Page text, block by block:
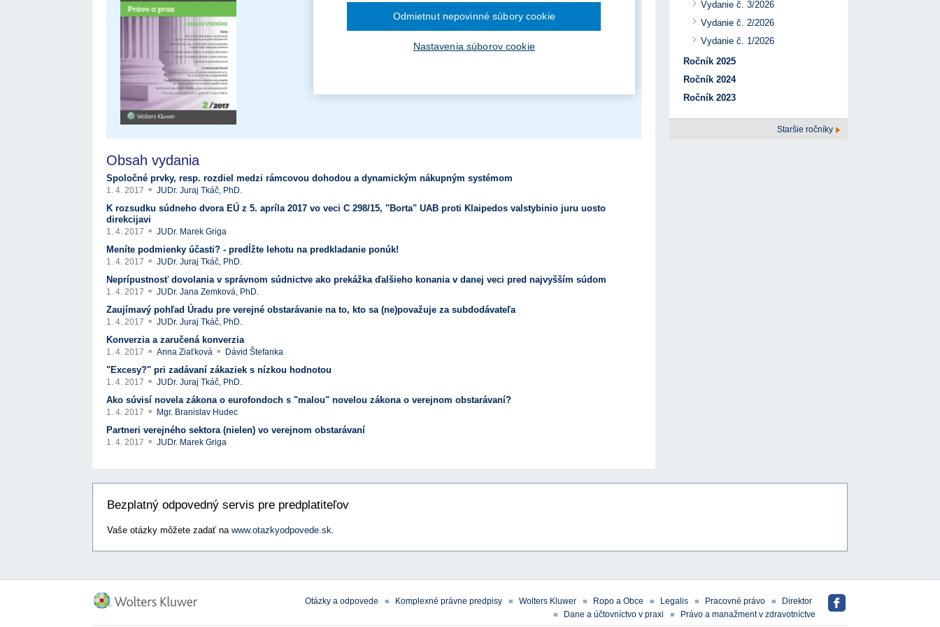
Týždenný súhrn výstupov ÚVO za 27. týždeň
Úrad pre verejné obstarávanie
Zelené obstarávanie naráža na bariéry aj obavy
Úrad pre verejné obstarávanie
Predseda ÚVO prehodnotil rozhodnutia týkajúce sa
konfliktu záujmov
8. 7. 2026
Úrad pre verejné obstarávanie
22. 1. 2026
Otvorenie výzvy na predkladanie žiadostí o dotácie
pre spracovanie ...
22. 1. 2026
Výzva na poskytnutie služieb pre zhotovenie analýzy
potenciálnych c...
14. 11. 2025
Tretia výzva v Interreg Programe dunajského
2. 10. 2025
December 2024
September 2024
Máj 2024
Január 2024
November 2023
September 2023
Obsah vydania
Spoločné prvky, resp. rozdiel medzi rámcovou dohodou a dynamickým nákupným systémom
1. 4. 2017 JUDr. Juraj Tkáč, PhD.
K rozsudku súdneho dvora EÚ z 5. apríla 2017 vo veci C 298/15, "Borta" UAB proti Klaipedos valstybinio juru uosto
direkcijavi
1. 4. 2017 JUDr. Marek Griga
Meníte podmienky účasti? - predĺžte lehotu na predkladanie ponúk!
1. 4. 2017 JUDr. Juraj Tkáč, PhD.
Neprípustnosť dovolania v správnom súdnictve ako prekážka ďalšieho konania v danej veci pred najvyšším súdom
1. 4. 2017 JUDr. Jana Zemková, PhD.
Zaujímavý pohľad Úradu pre verejné obstarávanie na to, kto sa (ne)považuje za subdodávateľa
1. 4. 2017 JUDr. Juraj Tkáč, PhD.
Konverzia a zaručená konverzia
1. 4. 2017 Anna Ziaťková Dávid Štefanka
"Excesy?" pri zadávaní zákaziek s nízkou hodnotou
1. 4. 2017 JUDr. Juraj Tkáč, PhD.
Ako súvisí novela zákona o eurofondoch s "malou" novelou zákona o verejnom obstarávaní?
1. 4. 2017 Mgr. Branislav Hudec
Partneri verejného sektora (nielen) vo verejnom obstarávaní
1. 4. 2017 JUDr. Marek Griga
Vydanie č. 3/2026
Vydanie č. 2/2026
Vydanie č. 1/2026
Ročník 2025
Ročník 2024
Ročník 2023
Staršie ročníky
Bezplatný odpovedný servis pre predplatiteľov
Vaše otázky môžete zadať na www.otazkyodpovede.sk
Otázky a odpovede Komplexné právne predpisy Wolters Kluwer Ropo a Obce Legalis Pracovné právo
Direktor
Dane a účtovníctvo v praxi
Právo a manažment v zdravotníctve
Nastavenia súborov cookie
Odmietnut nepovinné súbory cookie